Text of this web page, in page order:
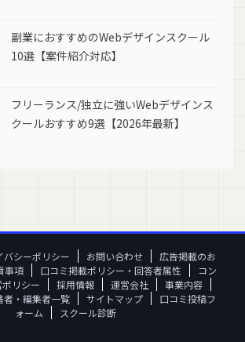
副業におすすめのWebデザインスクール
10選【案件紹介対応】
フリーランス/独立に強いWebデザインス
クールおすすめ9選【2026年最新】
バシーポリシー お問い合わせ
広告掲載のお
事項 口コミ掲載ポリシー・回答者属性
コン
リシー
採用情報 運営会社
事業内容
者・編集者一覧 サイトマップ
口コミ投稿フ
ォーム
スクール診断